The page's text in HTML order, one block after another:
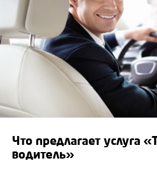
Что предлагает услуга
водитель»